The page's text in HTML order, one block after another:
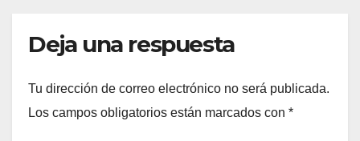
Deja una respuesta
Tu dirección de correo electrónico no será publicada.
Los campos obligatorios están marcados con *